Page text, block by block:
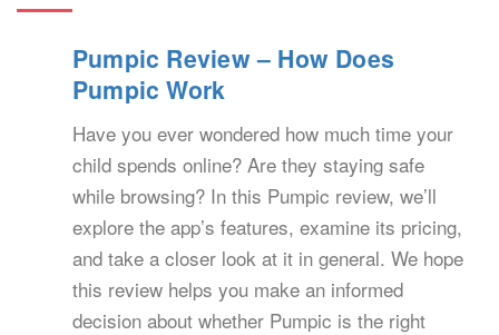
Pumpic Review – How Does
Pumpic Work
Have you ever wondered how much time your
child spends online? Are they staying safe
while browsing? In this Pumpic review, we’ll
explore the app’s features, examine its pricing,
and take a closer look at it in general. We hope
this review helps you make an informed
decision about whether Pumpic is the right